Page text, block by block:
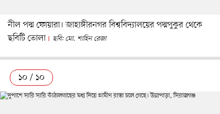
নীল পদ্ম ফোয়ারা। জাহাঙ্গীরনগর বিশ্ববিদ্যালয়ের পদ্মপুকুর থেকে
ছবিটি তোলা
ছবি: মো. শাহিন রেজা
১০ / ১০